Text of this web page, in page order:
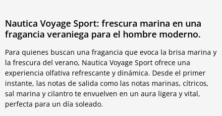
Nautica Voyage Sport: frescura marina en una
fragancia veraniega para el hombre moderno.
Para quienes buscan una fragancia que evoca la brisa marina y
la frescura del verano, Nautica Voyage Sport ofrece una
experiencia olfativa refrescante y dinámica. Desde el primer
instante, las notas de salida como las notas marinas, cítricos,
sal marina y cilantro te envuelven en un aura ligera y vital,
perfecta para un día soleado.